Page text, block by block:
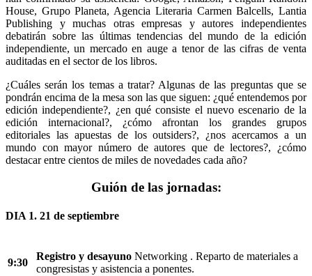
House, Grupo Planeta, Agencia Literaria Carmen Balcells, Lantia
Publishing y muchas otras empresas y autores independientes
debatirán sobre las últimas tendencias del mundo de la edición
independiente, un mercado en auge a tenor de las cifras de venta
auditadas en el sector de los libros.
¿Cuáles serán los temas a tratar? Algunas de las preguntas que se
pondrán encima de la mesa son las que siguen: ¿qué entendemos por
edición independiente?, ¿en qué consiste el nuevo escenario de la
edición internacional?, ¿cómo afrontan los grandes grupos
editoriales las apuestas de los outsiders?, ¿nos acercamos a un
mundo con mayor número de autores que de lectores?, ¿cómo
destacar entre cientos de miles de novedades cada año?
Guión de las jornadas:
DIA 1. 21 de septiembre
9:30
Registro y desayuno Networking . Reparto de materiales a
congresistas y asistencia a ponentes.